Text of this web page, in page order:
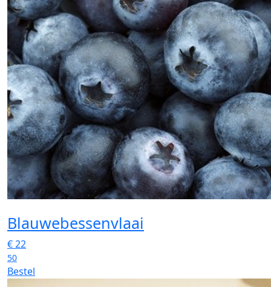
Blauwebessenvlaai
€22
50
Bestel